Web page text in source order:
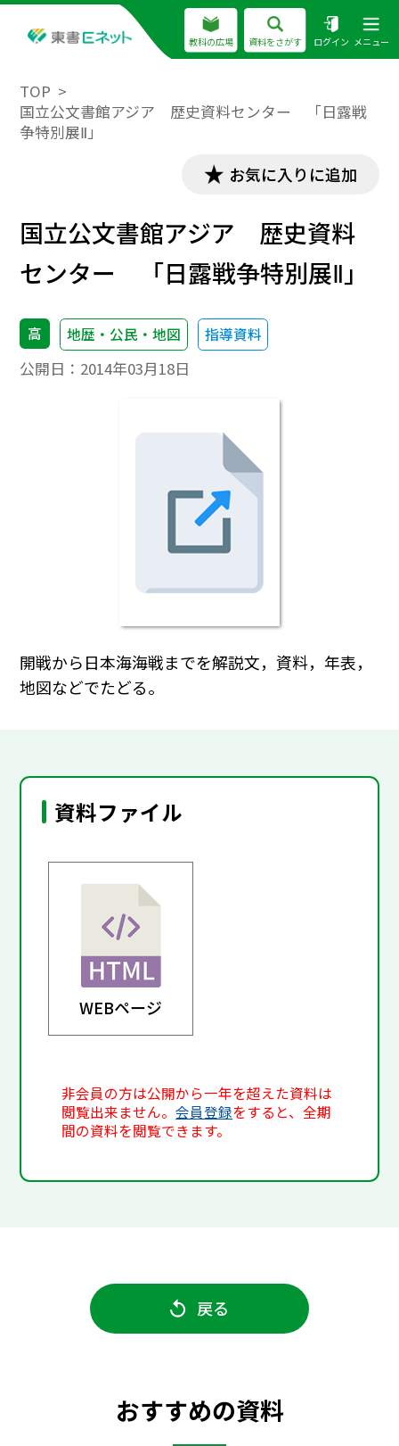
教科の広場 資料をさがす ログイン メニュー
TOP
国立公文書館アジア 歴史資料センター 「日露戦
争特別展Ⅱ」
お気に入りに追加
国立公文書館アジア 歴史資料
センター 「日露戦争特別展Ⅱ」
高 地歴・公民・地図 指導資料
公開日： 2014年03月18日
開戦から日本海海戦までを解説文，資料，年表，
地図などでたどる。
資料ファイル
WEBページ
非会員の方は公開から一年を超えた資料は
閲覧出来ません。会員登録をすると、全期
間の資料を閲覧できます。
戻る
おすすめの資料